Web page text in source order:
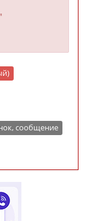
сообщение